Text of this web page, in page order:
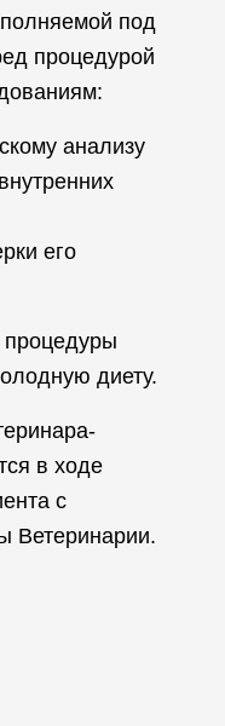
под
процедурой
анализу
его
процедуры
диету.
в ходе
с
Ветеринарии.